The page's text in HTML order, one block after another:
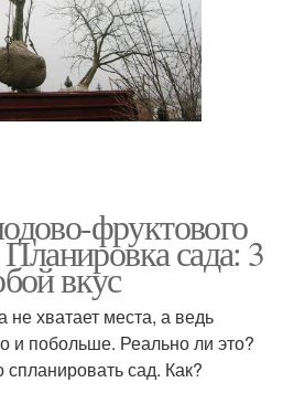
фруктового
сада: 3
вкус
не хватает места, а ведь
и побольше. Реально ли это?
сад. Как?